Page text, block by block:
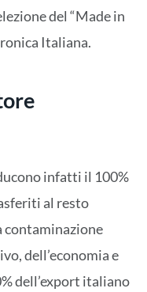
del “Made in
Italiana.
infatti il 100%
al resto
contaminazione
dell’economia e
dell’export italiano